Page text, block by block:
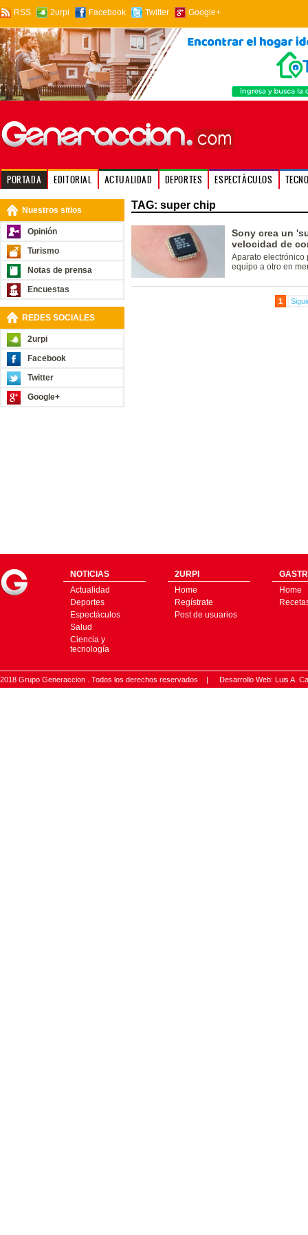
RSS 2urpi Facebook Twitter Google+
PORTADA EDITORIAL ACTUALIDAD DEPORTES ESPECTÁCULOS
Nuestros sitios
Opinión
Turismo
Notas de prensa
Encuestas
REDES SOCIALES
2urpi
Facebook
Twitter
Google+
TAG: super chip
Sony crea un
velocidad de
Aparato electrónico
equipo a otro en
1
NOTICIAS
Actualidad
Deportes
Espectáculos
Salud
Ciencia y
tecnología
2URPI
Home
Regístrate
Post de usuarios
Home
2018 Grupo Generaccion . Todos los derechos reservados | Desarrollo Web: Luis